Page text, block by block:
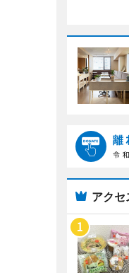
アクセ